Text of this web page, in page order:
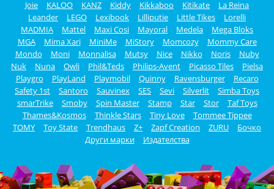
Joie
KALOO KANZ Kiddy Kikkaboo Kitikate
La Reina
Leander
LEGO Lexibook Lilliputie Little Tikes
Lorelli
MADMIA
Mattel Maxi Cosi Mayoral Medela
Mega Bloks
MGA
Mima Xari MiniMe MiStory Momcozy
Mommy Care
Mondo
Moni Monnalisa Mutsy Nice Nikko Noris
Nuby
Nuk
Nuna Owli Phil&Teds Philips-Avent Picasso Tiles
Pielsa
Playgro
PlayLand Playmobil Quinny Ravensburger
Recaro
Safety 1st
Santoro Sauvinex SES Sevi Silverlit
Simba Toys
smarTrike
Smoby Spin Master Stamp Star Stor
Taf Toys
Thames&Kosmos
Thinkle Stars Tiny Love
Tommee Tippee
TOMY
Toy State Trendhaus Z+ Zapf Creation ZURU
Бочко
Други марки
Издателства